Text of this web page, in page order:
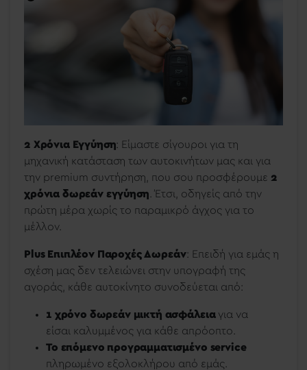
2 Χρόνια Εγγύηση: Είμαστε σίγουροι για τη
μηχανική κατάσταση των αυτοκινήτων μας και για
την premium συντήρηση, που σου προσφέρουμε 2
χρόνια δωρεάν εγγύηση . Έτσι, οδηγείς από την
πρώτη μέρα χωρίς το παραμικρό άγχος για το
μέλλον.
Plus Επιπλέον Παροχές Δωρεάν: Επειδή για εμάς η
σχέση μας δεν τελειώνει στην υπογραφή της
αγοράς, κάθε αυτοκίνητο συνοδεύεται από:
1 χρόνο δωρεάν μικτή ασφάλεια για να
είσαι καλυμμένος για κάθε απρόοπτο.
Το επόμενο προγραμματισμένο service
πληρωμένο εξολοκλήρου από εμάς.